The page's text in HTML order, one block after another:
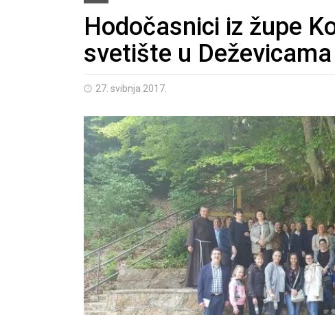
Hodočasnici iz župe
svetište u Deževicama
27. svibnja 2017.